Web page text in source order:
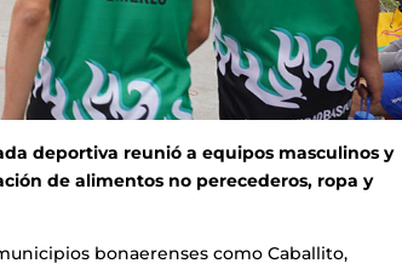
deportiva reunió a equipos masculinos y
de alimentos no perecederos, ropa y
bonaerenses como Caballito,